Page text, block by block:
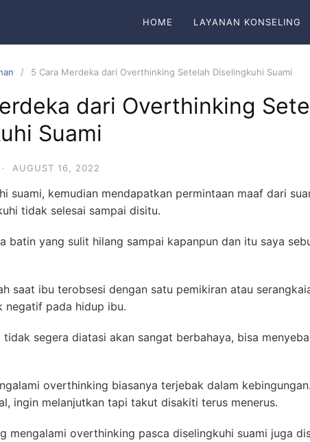
HOME LAYANAN KONSELING
5 Cara Merdeka dari Overthinking Setelah Diselingkuhi Suami
dari Overthinking
Suami
· AUGUST 16, 2022
suami, kemudian mendapatkan permintaan maaf dari
tidak selesai sampai disitu.
batin yang sulit hilang sampai kapanpun dan itu saya
saat ibu terobsesi dengan satu pemikiran atau
negatif pada hidup ibu.
segera diatasi akan sangat berbahaya, bisa
overthinking biasanya terjebak dalam
ingin melanjutkan tapi takut disakiti terus menerus.
mengalami overthinking pasca diselingkuhi suami juga